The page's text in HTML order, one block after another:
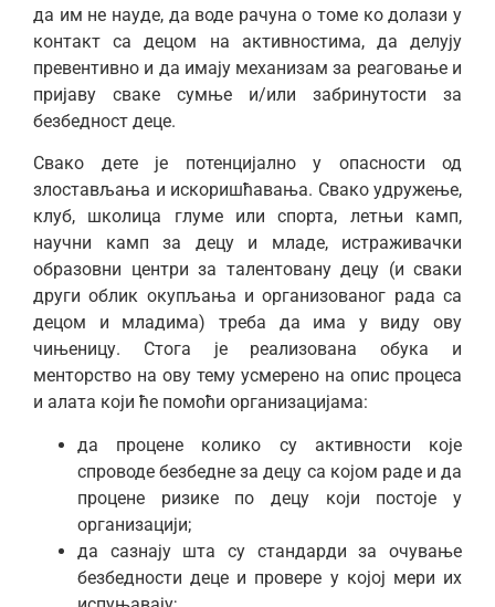
да им не науде, да воде рачуна о томе ко долази у
контакт са децом на активностима, да делују
превентивно и да имају механизам за реаговање и
пријаву сваке сумње и/или забринутости за
безбедност деце.
Свако дете је потенцијално у опасности од
злостављања и искоришћавања. Свако удружење,
клуб, школица глуме или спорта, летњи камп,
научни камп за децу и младе, истраживачки
образовни центри за талентовану децу (и сваки
други облик окупљања и организованог рада са
децом и младима) треба да има у виду ову
чињеницу. Стога је реализована обука и
менторство на ову тему усмерено на опис процеса
и алата који ће помоћи организацијама:
да процене колико су активности које
спроводе безбедне за децу са којом раде и да
процене ризике по децу који постоје у
организацији;
да сазнају шта су стандарди за очување
безбедности деце и провере у којој мери их